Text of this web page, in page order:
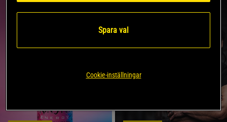
Spara val
Cookie-inställningar